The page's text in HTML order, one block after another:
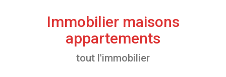
Immobilier maisons
appartements
tout l'immobilier